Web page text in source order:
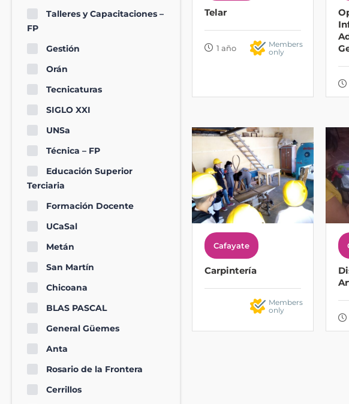
Talleres y Capacitaciones –
FP
Gestión
Orán
Tecnicaturas
SIGLO XXI
UNSa
Técnica – FP
Educación Superior
Terciaria
Formación Docente
UCaSal
Metán
San Martín
Chicoana
BLAS PASCAL
General Güemes
Anta
Rosario de la Frontera
Cerrillos
Telar
1 año
Members
only
Cafayate
Carpintería
Members
only